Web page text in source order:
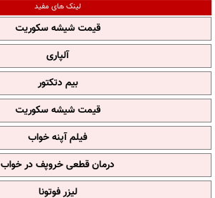
لینک های مفید
قیمت شیشه سکوریت
آلپاری
بیم دتکتور
قیمت شیشه سکوریت
فیلم آپنه خواب
درمان قطعی خروپف در خواب
لیزر فوتونا